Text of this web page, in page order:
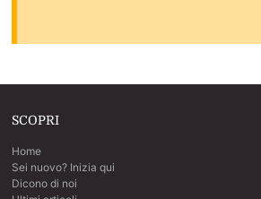
SCOPRI
Home
Sei nuovo? Inizia qui
Dicono di noi